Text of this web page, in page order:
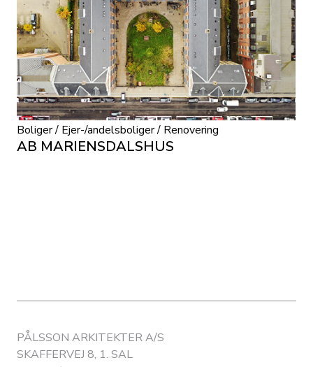
Boliger / Ejer-/andelsboliger / Renovering
AB MARIENSDALSHUS
PÅLSSON ARKITEKTER A/S
SKAFFERVEJ 8, 1. SAL